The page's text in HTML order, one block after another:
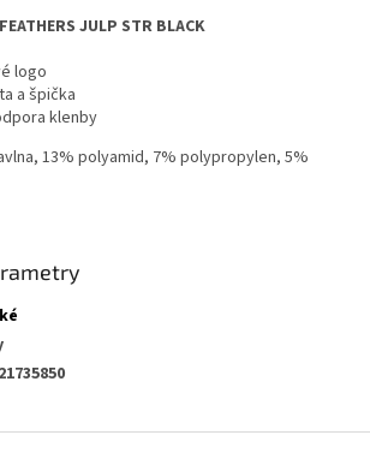
JULP STR BLACK
logo
a špička
klenby
13% polyamid, 7% polypropylen, 5%